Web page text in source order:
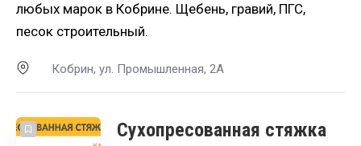
любых марок в Кобрине. Щебень, гравий, ПГС,
песок строительный.
Кобрин, ул. Промышленная, 2А
Сухопресованная стяжка